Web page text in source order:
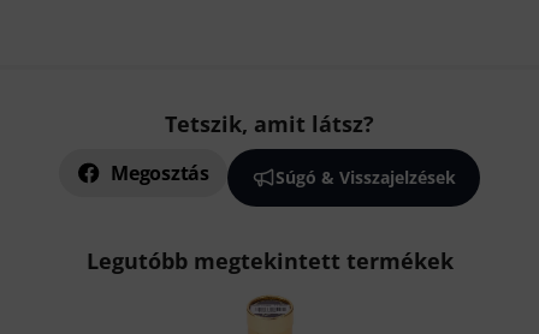
Tetszik, amit látsz?
Megosztás Súgó & Visszajelzések
Legutóbb megtekintett termékek